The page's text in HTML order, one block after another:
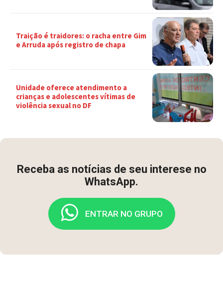
Traição é traidores: o racha entre Gim
e Arruda após registro de chapa
Unidade oferece atendimento a
crianças e adolescentes vítimas de
violência sexual no DF
Receba as notícias de seu interese no
WhatsApp.
ENTRAR NO GRUPO